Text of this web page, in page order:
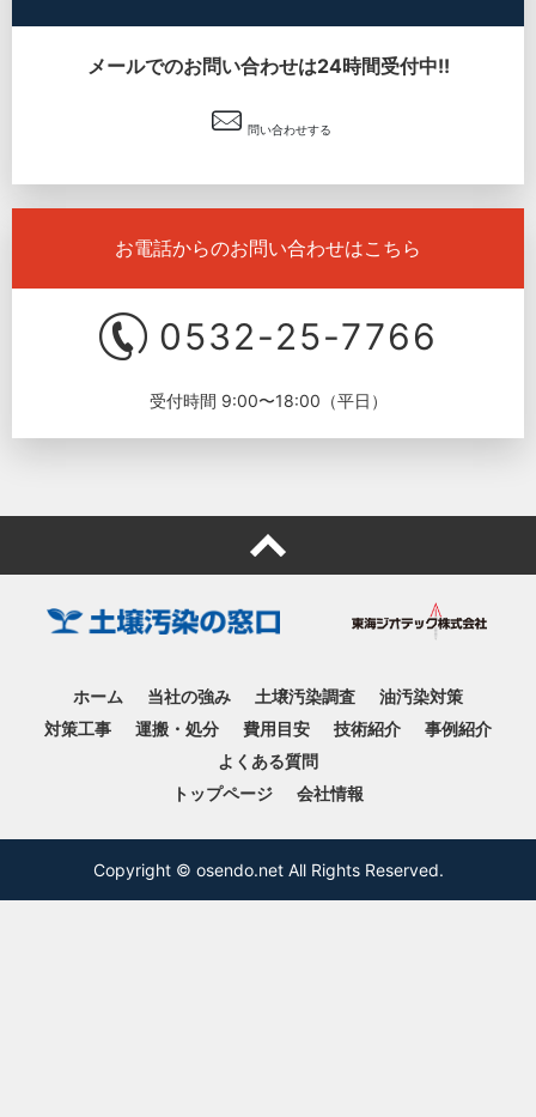
メールでのお問い合わせは24時間受付中!!
問い合わせする
お電話からのお問い合わせはこちら
0532-25-7766
受付時間 9:00〜18:00（平日）
ホーム 当社の強み 土壌汚染調査
油汚染対策
対策工事
運搬・処分 費用目安 技術紹介
事例紹介
よくある質問
トップページ
会社情報
Copyright © osendo.net All Rights Reserved.